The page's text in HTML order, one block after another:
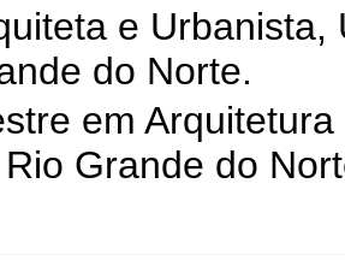
e Urbanista,
do Norte.
em
Grande do